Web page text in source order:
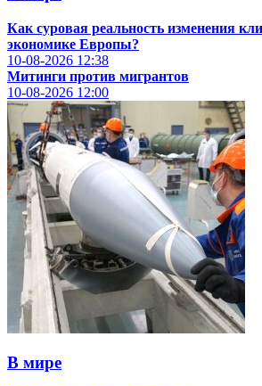
Как суровая реальность изменения
экономике Европы?
10-08-2026 12:38
Митинги против мигрантов
10-08-2026 12:00
В мире